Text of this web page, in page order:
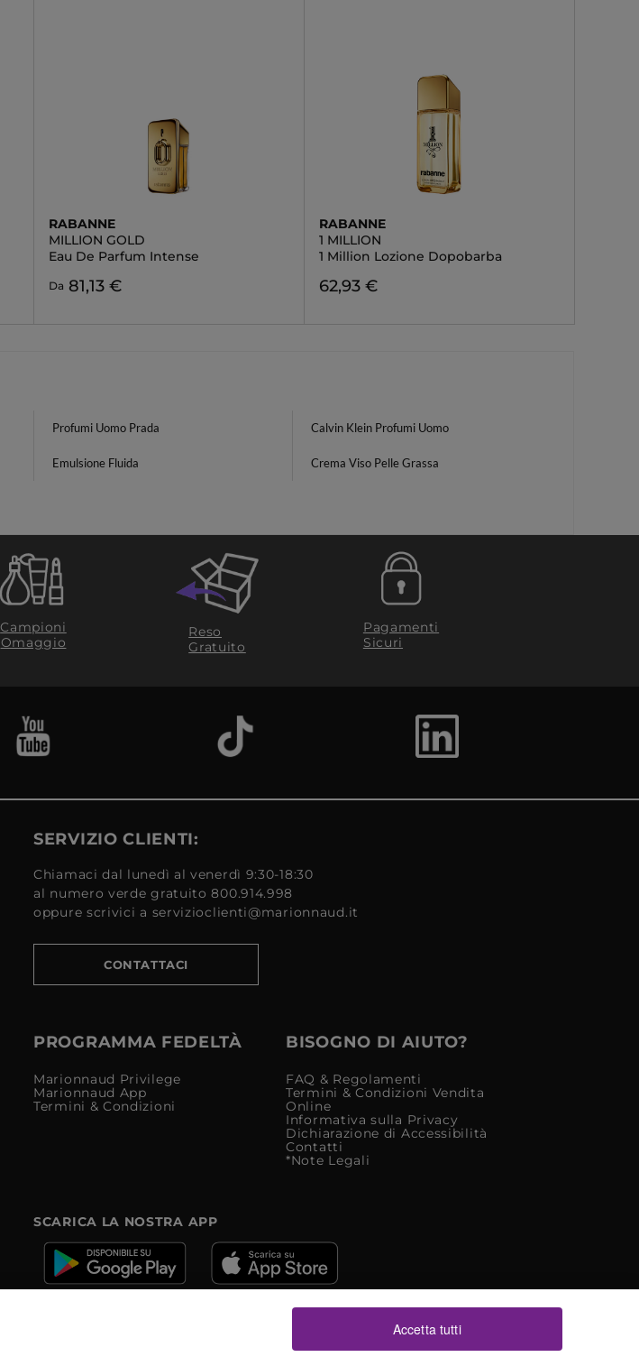
RABANNE
MILLION GOLD
Eau De Parfum Intense
Da 81,13 €
RABANNE
1 MILLION
1 Million Lozione Dopobarba
62,93 €
Profumi Uomo Prada Calvin Klein Profumi Uomo
Emulsione Fluida Crema Viso Pelle Grassa
Campioni
Omaggio
Reso
Gratuito
Pagamenti
Sicuri
SERVIZIO CLIENTI:
Chiamaci dal lunedì al venerdì 9:30-18:30
al numero verde gratuito 800.914.998
oppure scrivici a servizioclienti@marionnaud.it
CONTATTACI
PROGRAMMA FEDELTÀ
Marionnaud Privilege
Marionnaud App
Termini & Condizioni
BISOGNO DI AIUTO?
FAQ & Regolamenti
Termini & Condizioni Vendita
Online
Informativa sulla Privacy
Dichiarazione di Accessibilità
Contatti
*Note Legali
SCARICA LA NOSTRA APP
Accetta tutti